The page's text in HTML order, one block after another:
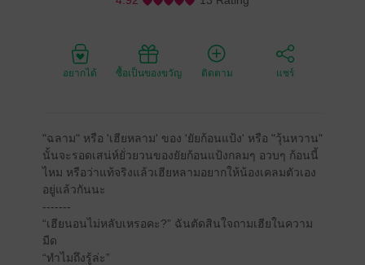
อยากได้ ซื้อเป็นของขวัญ ติดตาม แชร์
"ฉลาม" หรือ 'เฮียหลาม' ของ 'ยัยก้อนแป้ง' หรือ "วุ้นหวาน"
นั้นจะรอดเสน่ห์ยั่วยวนของยัยก้อนแป้งกลมๆ อวบๆ ก้อนนี้
ไหม หรือว่าแท้จริงแล้วเฮียหลามอยากให้น้องเคลมตัวเอง
อยู่แล้วกันนะ
-------
“เฮียนอนไม่หลับเหรอคะ?” ฉันตัดสินใจถามเฮียในความ
มืด
“ทำไมถึงรู้ล่ะ”